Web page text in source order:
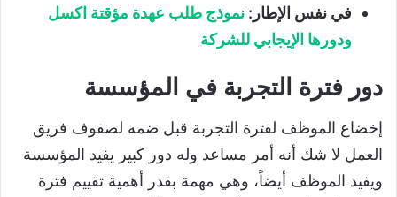
في نفس الإطار: نموذج طلب عهدة مؤقتة اكسل
ودورها الإيجابي للشركة
دور فترة التجربة في المؤسسة
إخضاع الموظف لفترة التجربة قبل ضمه لصفوف فريق
العمل لا شك أنه أمر مساعد وله دور كبير يفيد المؤسسة
ويفيد الموظف أيضاً، وهي مهمة بقدر أهمية تقييم فترة